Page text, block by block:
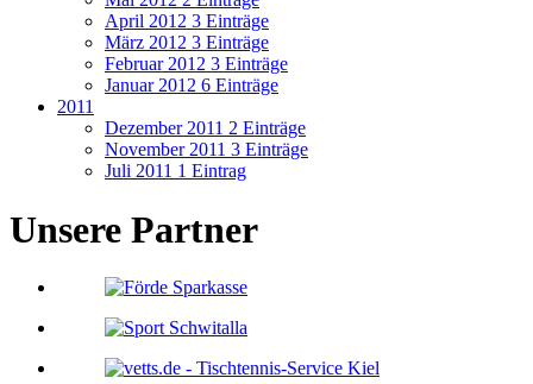
April 2012 3 Einträge
März 2012 3 Einträge
Februar 2012 3 Einträge
Januar 2012 6 Einträge
2011
Dezember 2011 2 Einträge
November 2011 3 Einträge
Juli 2011 1 Eintrag
Unsere Partner